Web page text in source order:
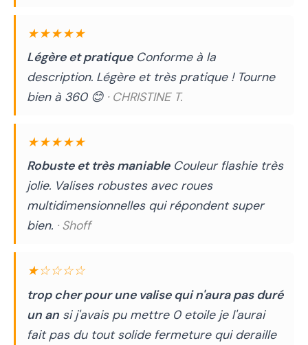
★★★★★
Légère et pratiqueConforme à la
description. Légère et très pratique ! Tourne
bien à 360 😊 · CHRISTINE T.
★★★★★
Robuste et très maniableCouleur flashie très
jolie. Valises robustes avec roues
multidimensionnelles qui répondent super
bien. · Shoff
★☆☆☆☆
trop cher pour une valise qui n'aura pas duré
un an si j'avais pu mettre 0 etoile je l'aurai
fait pas du tout solide fermeture qui deraille